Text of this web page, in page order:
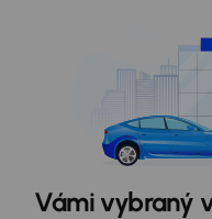
Vámi vybraný